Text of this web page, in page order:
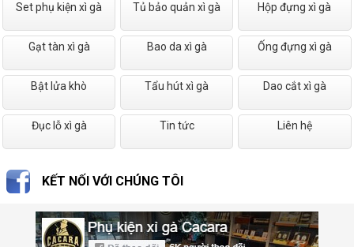
Set phụ kiện xì gà Tủ bảo quản xì gà Hộp đựng xì gà
Gạt tàn xì gà Bao da xì gà Ống đựng xì gà
Bật lửa khò Tẩu hút xì gà Dao cắt xì gà
Đục lỗ xì gà Tin tức Liên hệ
KẾT NỐI VỚI CHÚNG TÔI